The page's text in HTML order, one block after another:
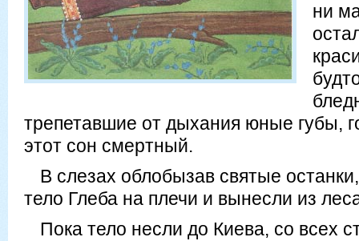
ни
трепетавшие от дыхания юные губы,
этот сон смертный.
В слезах облобызав святые
тело Глеба на плечи и вынесли из
Пока тело несли до Киева, со всех